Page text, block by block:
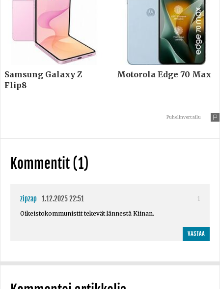
Samsung Galaxy Z
Flip8
Motorola Edge 70 Max
Puhelinvertailu
Kommentit (1)
zipzap 1.12.2025 22:51
1
Oikeistokommunistit tekevät lännestä Kiinan.
VASTAA